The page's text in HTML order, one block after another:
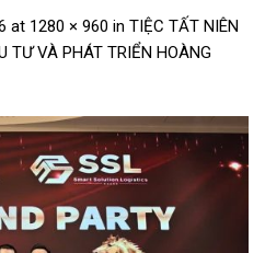
at 1280 × 960 in TIỆC TẤT NIÊN
TƯ VÀ PHÁT TRIỂN HOÀNG